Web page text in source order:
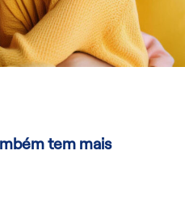
tem mais